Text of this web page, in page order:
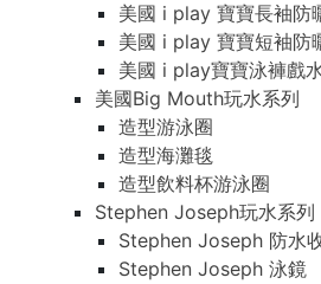
美國 i play 寶寶長袖防
美國 i play 寶寶短袖防
美國 i play寶寶泳褲戲
美國Big Mouth玩水系列
造型游泳圈
造型海灘毯
造型飲料杯游泳圈
Stephen Joseph玩水系列
Stephen Joseph 防水
Stephen Joseph 泳鏡